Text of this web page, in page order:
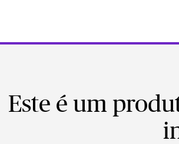
Este é um